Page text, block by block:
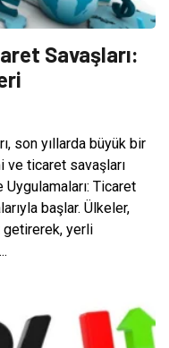
Savaşları:
son yıllarda büyük bir
ticaret savaşları
Uygulamaları: Ticaret
başlar. Ülkeler,
getirerek, yerli